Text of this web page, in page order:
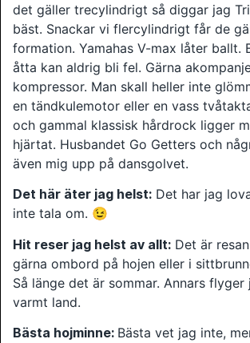
det gäller trecylindrigt så diggar jag
bäst. Snackar vi flercylindrigt får de
formation. Yamahas V-max låter ballt.
åtta kan aldrig bli fel. Gärna
kompressor. Man skall heller inte
en tändkulemotor eller en vass
och gammal klassisk hårdrock ligger
hjärtat. Husbandet Go Getters och
även mig upp på dansgolvet.
Det här äter jag helst: Det har jag
inte tala om. 😉
Hit reser jag helst av allt: Det är
gärna ombord på hojen eller i
Så länge det är sommar. Annars
varmt land.
Bästa hojminne: Bästa vet jag inte,